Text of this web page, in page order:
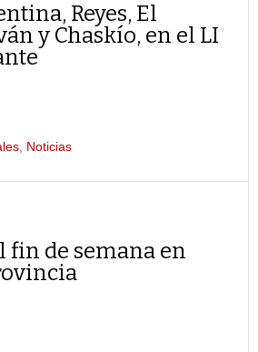
Reyes, El
y Chaskío, en el LI
Noticias
fin de semana en